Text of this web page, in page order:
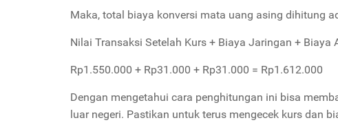
Maka, total biaya konversi mata uang asing dihitung
Nilai Transaksi Setelah Kurs + Biaya Jaringan + Biaya
Rp1.550.000 + Rp31.000 + Rp31.000 = Rp1.612.000
Dengan mengetahui cara penghitungan ini bisa
luar negeri. Pastikan untuk terus mengecek kurs dan